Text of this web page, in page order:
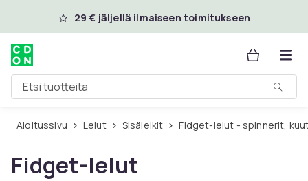
Ohita ja siirry pääsisältöön
29 € jäljellä ilmaiseen toimitukseen
Etsi tuotteita
Aloitussivu Lelut Sisäleikit Fidget-lelut - spinnerit,
Fidget-lelut